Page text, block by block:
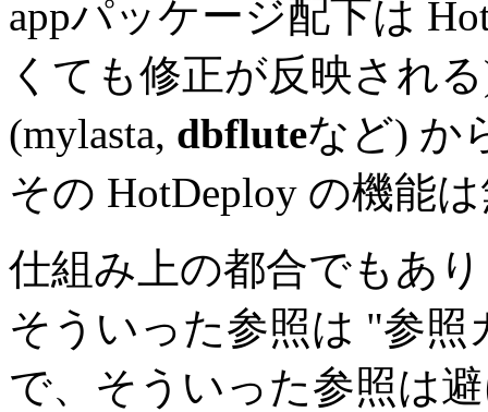
appパッケージ配下は
くても修正が反映され
(mylasta, dbfluteなど) か
その HotDeploy の機能
仕組み上の都合でもあ
そういった参照は "参
で、そういった参照は